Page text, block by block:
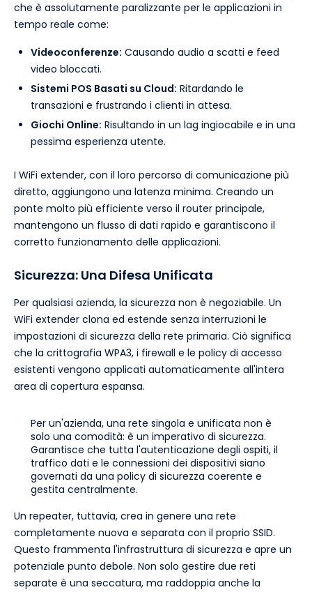
che è assolutamente paralizzante per le applicazioni in
tempo reale come:
Videoconferenze: Causando audio a scatti e feed
video bloccati.
Sistemi POS Basati su Cloud: Ritardando le
transazioni e frustrando i clienti in attesa.
Giochi Online: Risultando in un lag ingiocabile e in una
pessima esperienza utente.
I WiFi extender, con il loro percorso di comunicazione più
diretto, aggiungono una latenza minima. Creando un
ponte molto più efficiente verso il router principale,
mantengono un flusso di dati rapido e garantiscono il
corretto funzionamento delle applicazioni.
Sicurezza: Una Difesa Unificata
Per qualsiasi azienda, la sicurezza non è negoziabile. Un
WiFi extender clona ed estende senza interruzioni le
impostazioni di sicurezza della rete primaria. Ciò significa
che la crittografia WPA3, i firewall e le policy di accesso
esistenti vengono applicati automaticamente all'intera
area di copertura espansa.
Per un'azienda, una rete singola e unificata non è
solo una comodità: è un imperativo di sicurezza.
Garantisce che tutta l'autenticazione degli ospiti, il
traffico dati e le connessioni dei dispositivi siano
governati da una policy di sicurezza coerente e
gestita centralmente.
Un repeater, tuttavia, crea in genere una rete
completamente nuova e separata con il proprio SSID.
Questo frammenta l'infrastruttura di sicurezza e apre un
potenziale punto debole. Non solo gestire due reti
separate è una seccatura, ma raddoppia anche la